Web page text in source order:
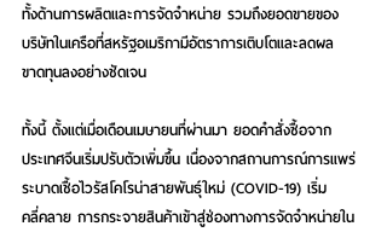
ทั้งด้านการผลิตและการจัดจำหน่าย รวมถึงยอดขายของ
บริษัทในเครือที่สหรัฐอเมริกามีอัตราการเติบโตและลดผล
ขาดทุนลงอย่างชัดเจน
ทั้งนี้ ตั้งแต่เมื่อเดือนเมษายนที่ผ่านมา ยอดคำสั่งซื้อจาก
ประเทศจีนเริ่มปรับตัวเพิ่มขึ้น เนื่องจากสถานการณ์การแพร่
ระบาดเชื้อไวรัสโคโรน่าสายพันธุ์ใหม่ (COVID-19) เริ่ม
คลี่คลาย การกระจายสินค้าเข้าสู่ช่องทางการจัดจำหน่ายใน